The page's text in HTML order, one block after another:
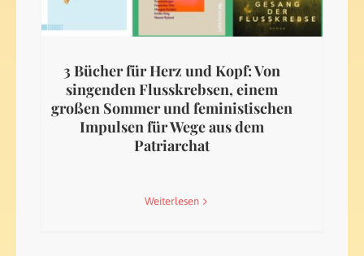
3 Bücher für Herz und Kopf: Von
singenden Flusskrebsen, einem
großen Sommer und feministischen
Impulsen für Wege aus dem
Patriarchat
Weiterlesen